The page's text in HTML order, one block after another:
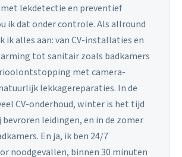
lekdetectie en preventief
ik dat onder controle. Als allround
ik alles aan: van CV-installaties en
tot sanitair zoals badkamers
met camera-
lekkagereparaties. In de
CV-onderhoud, winter is het tijd
bevroren leidingen, en in de zomer
En ja, ik ben 24/7
noodgevallen, binnen 30 minuten